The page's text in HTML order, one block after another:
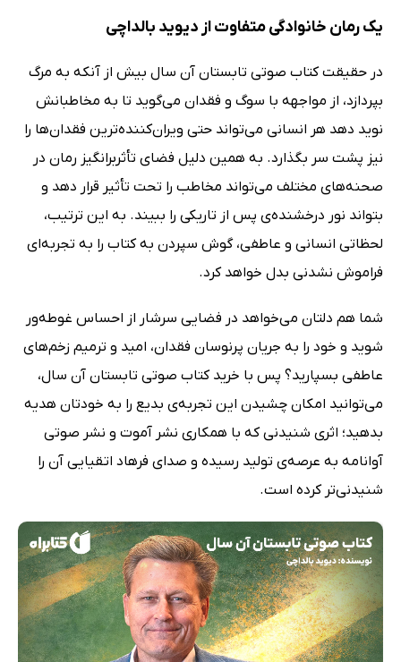
یک رمان خانوادگی متفاوت از دیوید بالداچی
در حقیقت کتاب صوتی تابستان آن سال بیش از آنکه به مرگ
بپردازد، از مواجهه با سوگ و فقدان می‌گوید تا به مخاطبانش
نوید دهد هر انسانی می‌تواند حتی ویران‌کننده‌ترین فقدان‌ها را
نیز پشت سر بگذارد. به همین دلیل فضای تأثربرانگیز رمان در
صحنه‌های مختلف می‌تواند مخاطب را تحت تأثیر قرار دهد و
بتواند نور درخشنده‌ی پس از تاریکی را ببیند. به این ترتیب،
لحظاتی انسانی و عاطفی، گوش سپردن به کتاب را به تجربه‌ای
فراموش نشدنی بدل خواهد کرد.
شما هم دلتان می‌خواهد در فضایی سرشار از احساس غوطه‌ور
شوید و خود را به جریان پرنوسان فقدان، امید و ترمیم زخم‌های
عاطفی بسپارید؟ پس با خرید کتاب صوتی تابستان آن سال،
می‌توانید امکان چشیدن این تجربه‌ی بدیع را به خودتان هدیه
بدهید؛ اثری شنیدنی که با همکاری نشر آموت و نشر صوتی
آوانامه به عرصه‌ی تولید رسیده و صدای فرهاد اتقیایی آن را
شنیدنی‌تر کرده است.